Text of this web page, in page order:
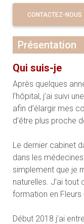
CONTACTEZ-NOUS
Présentation
Qui suis-je
Après quelques
l’hôpital, j’ai suivi
afin d’élargir mes
d’être plus proche
Le dernier cabinet
dans les
simplement que je
naturelles. J’ai tout
formation en Fleurs
Début 2018 j’ai